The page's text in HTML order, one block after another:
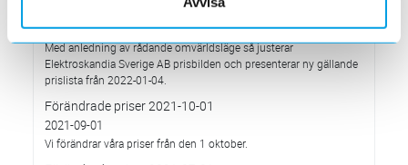
Prisavisering per den 4:e januari 2022
2021-12-03
Med anledning av rådande omvärldsläge så justerar
Elektroskandia Sverige AB prisbilden och presenterar ny gällande
prislista från 2022-01-04.
Förändrade priser 2021-10-01
2021-09-01
Vi förändrar våra priser från den 1 oktober.